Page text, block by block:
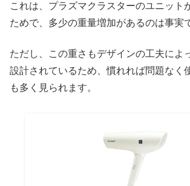
これは、プラズマクラスターのユニット
ためで、多少の重量増加があるのは事実
ただし、この重さもデザインの工夫によ
設計されているため、慣れれば問題なく
も多く見られます。